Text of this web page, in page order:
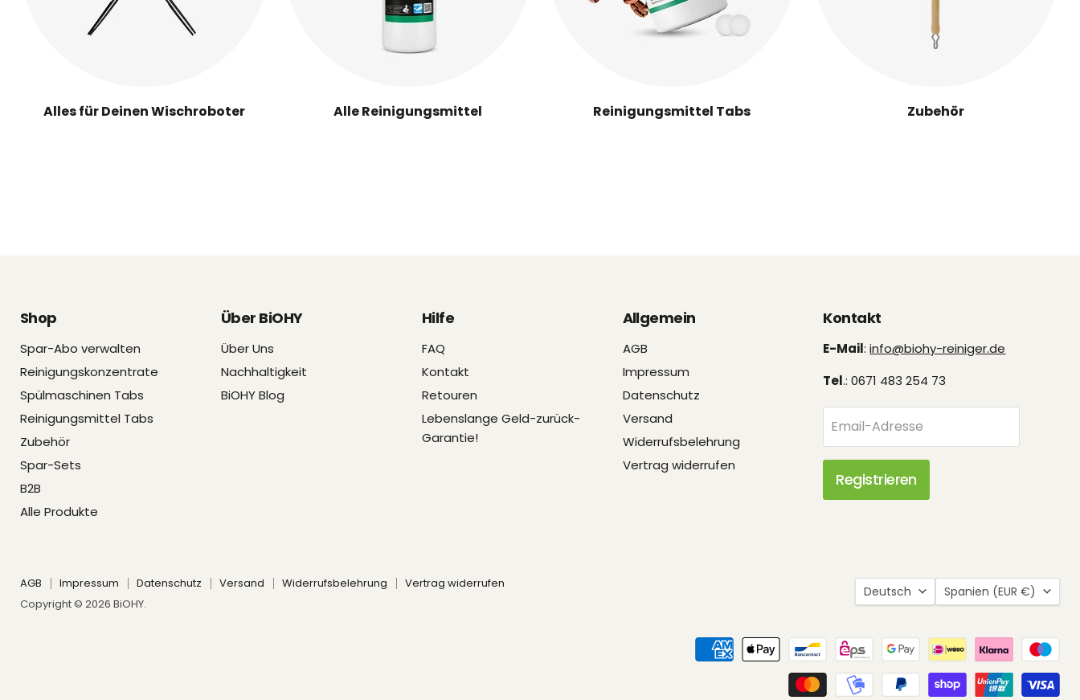
Alles für Deinen Wischroboter Alle Reinigungsmittel Reinigungsmittel Tabs Zubehör
Shop
Spar-Abo verwalten
Reinigungskonzentrate
Spülmaschinen Tabs
Reinigungsmittel Tabs
Zubehör
Spar-Sets
B2B
Alle Produkte
Über BiOHY
Über Uns
Nachhaltigkeit
BiOHY Blog
Hilfe
FAQ
Kontakt
Retouren
Lebenslange Geld-zurück-
Garantie!
Allgemein
AGB
Impressum
Datenschutz
Versand
Widerrufsbelehrung
Vertrag widerrufen
Kontakt
E-Mail:info@biohy-reiniger.de
Tel.: 0671 483 254 73
Email-Adresse
Registrieren
AGB Impressum Datenschutz Versand Widerrufsbelehrung
Vertrag widerrufen
Copyright © 2026 BiOHY.
Sprache
Deutsch Land
Spanien (EUR €)